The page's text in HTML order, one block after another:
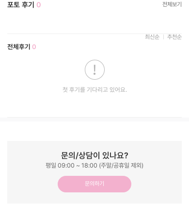
포토 후기 0 전체보기
전체후기 0
최신순 추천순
첫 후기를 기다리고 있어요.
문의/상담이 있나요?
평일 09:00 ~ 18:00 (주말/공휴일 제외)
문의하기